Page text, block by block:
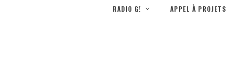
RADIO G! APPEL À PROJETS